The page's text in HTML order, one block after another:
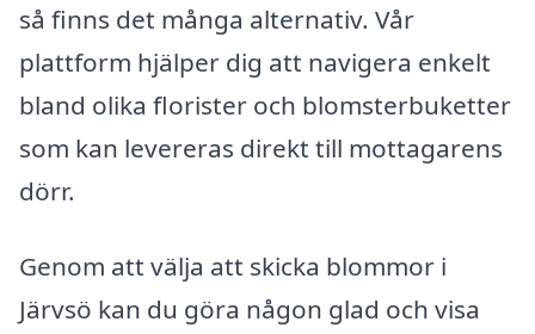
så finns det många alternativ. Vår
plattform hjälper dig att navigera enkelt
bland olika florister och blomsterbuketter
som kan levereras direkt till mottagarens
dörr.
Genom att välja att skicka blommor i
Järvsö kan du göra någon glad och visa